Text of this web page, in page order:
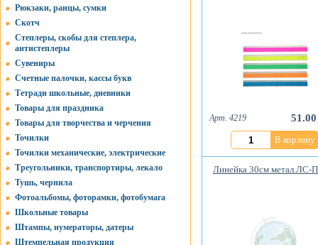
Рюкзаки, ранцы, сумки
Скотч
Степлеры, скобы для степлера,
антистеплеры
Сувениры
Счетные палочки, кассы букв
Тетради школьные, дневники
Товары для праздника
Товары для творчества и черчения
Точилки
Точилки механические, электрические
Треугольники, транспортиры, лекало
Тушь, чернила
Фотоальбомы, фоторамки, фотобумага
Школьные товары
Штампы, нумераторы, датеры
Штемпельная продукция
Арт. 4219
В корзину
Линейка 30см метал.ЛС-